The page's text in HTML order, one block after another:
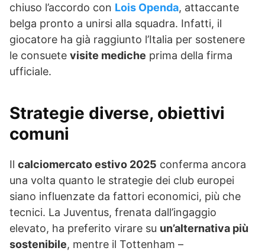
chiuso l’accordo con Lois Openda, attaccante
belga pronto a unirsi alla squadra. Infatti, il
giocatore ha già raggiunto l’Italia per sostenere
le consuete visite mediche prima della firma
ufficiale.
Strategie diverse, obiettivi
comuni
Il calciomercato estivo 2025 conferma ancora
una volta quanto le strategie dei club europei
siano influenzate da fattori economici, più che
tecnici. La Juventus, frenata dall’ingaggio
elevato, ha preferito virare su un’alternativa più
sostenibile, mentre il Tottenham –